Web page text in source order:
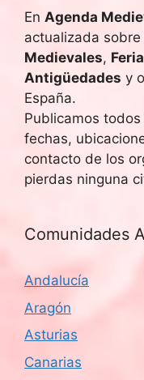
En Agenda
actualizada sobre
Medievales,
Antigüedades y
España.
Publicamos
fechas,
contacto de los
pierdas ninguna
Comunidades
Andalucía
Aragón
Asturias
Canarias